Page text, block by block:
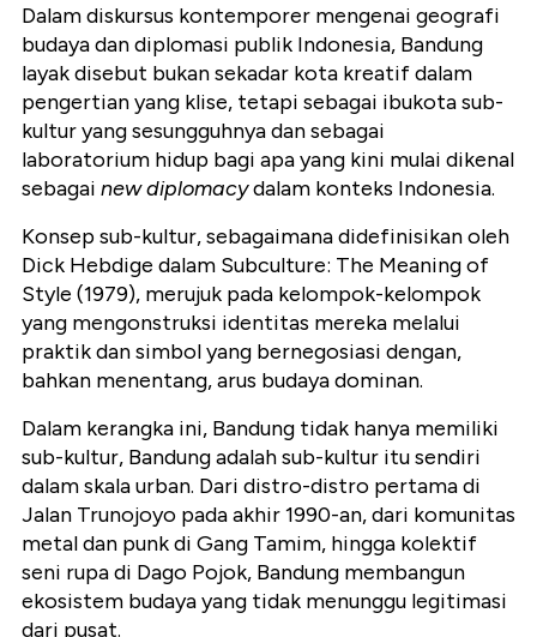
Dalam diskursus kontemporer mengenai geografi
budaya dan diplomasi publik Indonesia, Bandung
layak disebut bukan sekadar kota kreatif dalam
pengertian yang klise, tetapi sebagai ibukota sub-
kultur yang sesungguhnya dan sebagai
laboratorium hidup bagi apa yang kini mulai dikenal
sebagai new diplomacydalam konteks Indonesia.
Konsep sub-kultur, sebagaimana didefinisikan oleh
Dick Hebdige dalam Subculture: The Meaning of
Style (1979), merujuk pada kelompok-kelompok
yang mengonstruksi identitas mereka melalui
praktik dan simbol yang bernegosiasi dengan,
bahkan menentang, arus budaya dominan.
Dalam kerangka ini, Bandung tidak hanya memiliki
sub-kultur, Bandung adalah sub-kultur itu sendiri
dalam skala urban. Dari distro-distro pertama di
Jalan Trunojoyo pada akhir 1990-an, dari komunitas
metal dan punk di Gang Tamim, hingga kolektif
seni rupa di Dago Pojok, Bandung membangun
ekosistem budaya yang tidak menunggu legitimasi
dari pusat.